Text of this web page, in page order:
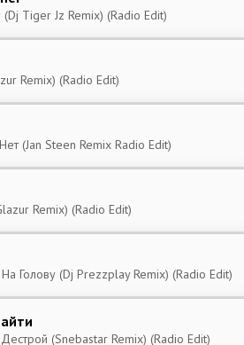
Tiger Jz Remix) (Radio Edit)
Remix) (Radio Edit)
(Jan Steen Remix Radio Edit)
Remix) (Radio Edit)
Голову (Dj Prezzplay Remix) (Radio Edit)
(Snebastar Remix) (Radio Edit)